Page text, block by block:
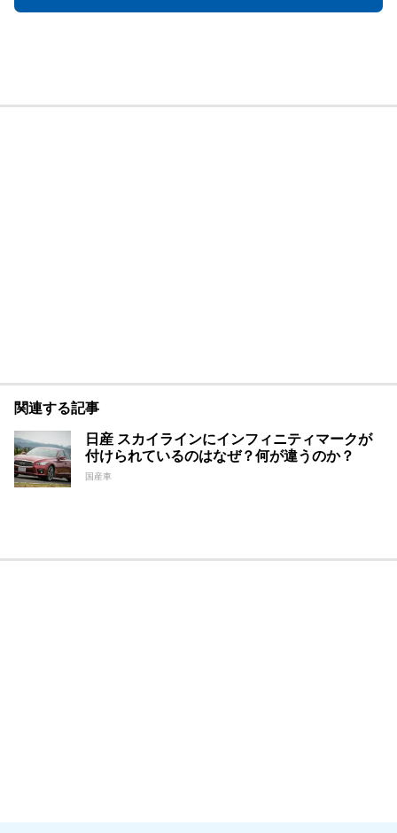
関連する記事
日産 スカイラインにインフィニティマークが
付けられているのはなぜ？何が違うのか？
国産車